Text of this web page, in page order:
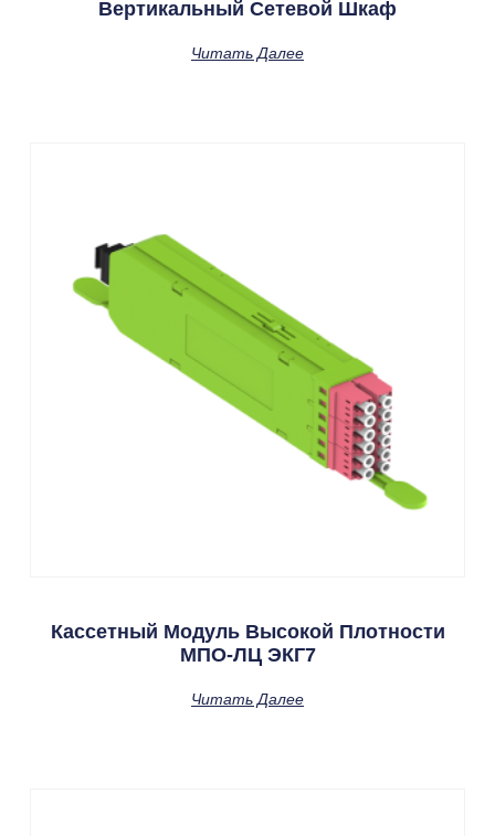
Вертикальный Сетевой Шкаф
Читать Далее
Кассетный Модуль Высокой Плотности
МПО-ЛЦ ЭКГ7
Читать Далее